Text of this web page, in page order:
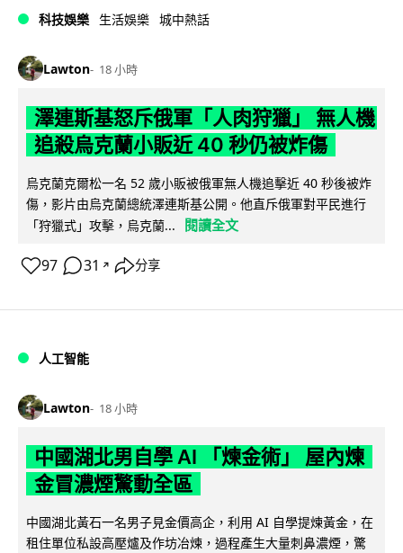
科技娛樂 生活娛樂 城中熱話
Lawton 18 小時
澤連斯基怒斥俄軍「人肉狩獵」 無人機
追殺烏克蘭小販近 40 秒仍被炸傷
烏克蘭克爾松一名 52 歲小販被俄軍無人機追擊近 40 秒後被炸
傷，影片由烏克蘭總統澤連斯基公開。他直斥俄軍對平民進行
「狩獵式」攻擊，烏克蘭...
閱讀全文
97 31 ↗ 分享
人工智能
Lawton 18 小時
中國湖北男自學 AI 「煉金術」 屋內煉
金冒濃煙驚動全區
中國湖北黃石一名男子見金價高企，利用 AI 自學提煉黃金，在
租住單位私設高壓爐及作坊冶煉，過程產生大量刺鼻濃煙，驚